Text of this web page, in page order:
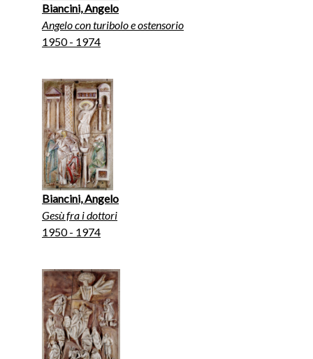
Biancini, Angelo
Angelo con turibolo e ostensorio
1950 - 1974
Biancini, Angelo
Gesù fra i dottori
1950 - 1974